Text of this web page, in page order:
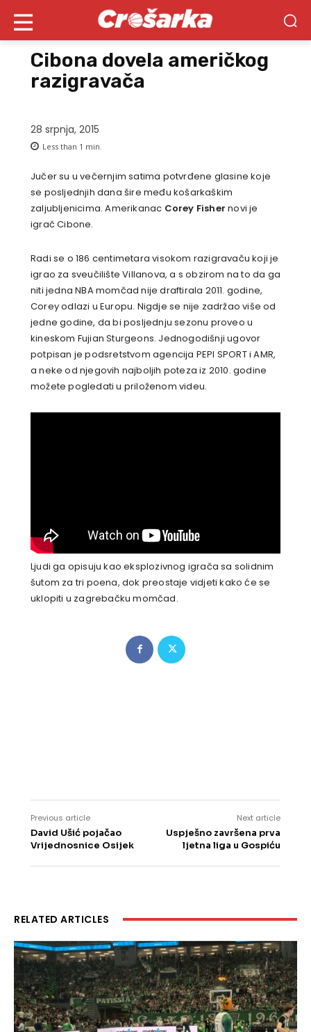
Cibona dovela američkog
razigravača
28 srpnja, 2015
Less than 1 min.
Jučer su u večernjim satima potvrđene glasine koje
se posljednjih dana šire među košarkaškim
zaljubljenicima. Amerikanac Corey Fisher novi je
igrač Cibone.
Radi se o 186 centimetara visokom razigravaču koji je
igrao za sveučilište Villanova, a s obzirom na to da ga
niti jedna NBA momčad nije draftirala 2011. godine,
Corey odlazi u Europu. Nigdje se nije zadržao više od
jedne godine, da bi posljednju sezonu proveo u
kineskom Fujian Sturgeons. Jednogodišnji ugovor
potpisan je podsretstvom agencija PEPI SPORT i AMR,
a neke od njegovih najboljih poteza iz 2010. godine
možete pogledati u priloženom videu.
Ljudi ga opisuju kao eksplozivnog igrača sa solidnim
šutom za tri poena, dok preostaje vidjeti kako će se
uklopiti u zagrebačku momčad.
Previous article
David Ušić pojačao
Vrijednosnice Osijek
Next article
Uspješno završena prva
ljetna liga u Gospiću
RELATED ARTICLES